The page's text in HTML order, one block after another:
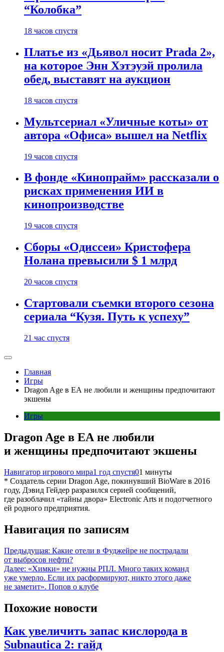
“Колобка”
18 часов спустя
Платье из «Дьявол носит Prada 2»,
на которое Энн Хэтэуэй пролила
обед, выставят на аукцион
18 часов спустя
Мультсериал «Уличные коты» от
автора «Офиса» вышел на Netflix
19 часов спустя
В фонде «Кинопрайм» рассказали о
рисках применения ИИ в
кинопроизводстве
19 часов спустя
Сборы «Одиссеи» Кристофера
Нолана превысили $ 1 млрд
20 часов спустя
Стартовали съемки второго сезона
сериала “Кузя. Путь к успеху”
21 час спустя
Главная
Игры
Dragon Age в ЕА не любили и женщины предпочитают
экшены
Игры
Dragon Age в ЕА не любили
и женщины предпочитают экшены
Навигатор игрового мира1 год спустя01 минуты
* Создатель серии Dragon Age, покинувший BioWare в 2016
году, Дэвид Гейдер разразился серией сообщений,
где разоблачил «тайны двора» Electronic Arts и подотчетного
ей родного предприятия.
Навигация по записям
Предыдущая: Какие отели в Фуджейре не пострадали
от выбросов нефти?
Далее: «Химки» не нужны РПЛ. Много таких команд
уже умерло. Если их расформируют, никто этого даже
не заметит». Попов о клубе
Похожие новости
Как увеличить запас кислорода в
Subnautica 2: гайд